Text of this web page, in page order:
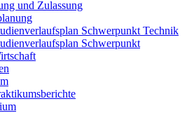
und Zulassung
Schwerpunkt Technik
Schwerpunkt